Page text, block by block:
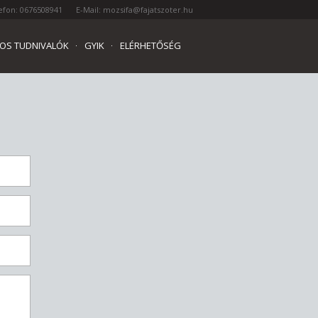
0676508941 E-Mail: mozsifa@fajatszoter.hu
TUDNIVALÓK GYIK ELÉRHETŐSÉG